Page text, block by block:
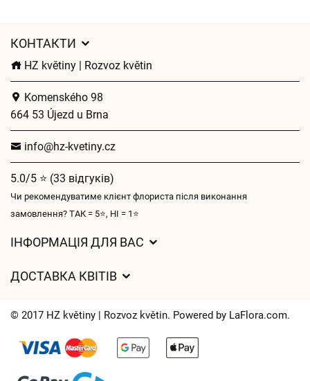
КОНТАКТИ
HZ květiny | Rozvoz květin
Komenského 98
664 53 Újezd u Brna
info@hz-kvetiny.cz
5.0/5 ⭐ (33 відгуків)
Чи рекомендуватиме клієнт флориста після виконання
замовлення? ТАК = 5⭐, НІ = 1⭐
ІНФОРМАЦІЯ ДЛЯ ВАС
Захист персональних даних
Час доставки квітів – огляд можливостей
ДОСТАВКА КВІТІВ
Куди ми доставляємо квіти
Файли cookie
© 2017 HZ květiny | Rozvoz květin. Powered by LaFlora.com.